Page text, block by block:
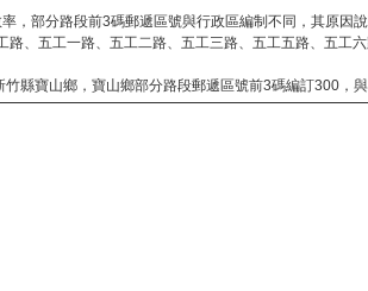
，部分路段前3碼郵遞區號與行政區編制不同，其原因
路、五工一路、五工二路、五工三路、五工五路、五
縣寶山鄉，寶山鄉部分路段郵遞區號前3碼編訂300，